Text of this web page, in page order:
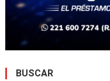
BUSCAR